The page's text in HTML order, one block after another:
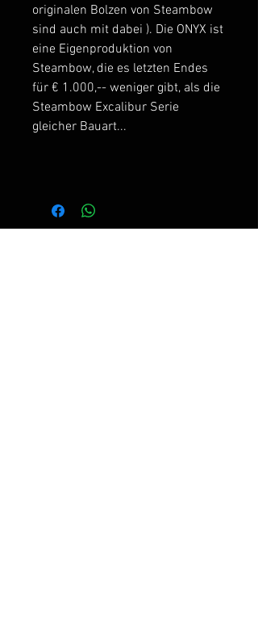
originalen Bolzen von Steambow
sind auch mit dabei ). Die ONYX ist
eine Eigenproduktion von
Steambow, die es letzten Endes
für € 1.000,-- weniger gibt, als die
Steambow Excalibur Serie
gleicher Bauart...